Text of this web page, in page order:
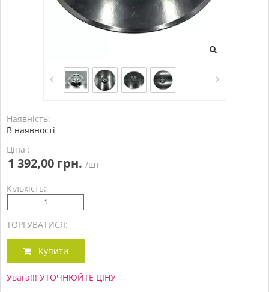
Наявність:
В наявності
Ціна :
1 392,00 грн. /шт
Кількість:
ТОРГУВАТИСЯ:
Купити
Увага!!! УТОЧНЮЙТЕ ЦІНУ